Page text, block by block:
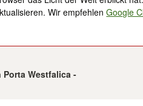
Wir empfehlenGoogle
Westfalica -